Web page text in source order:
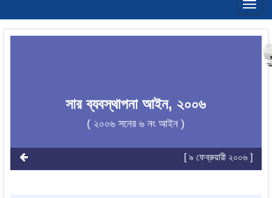
সার ব্যবস্থাপনা আইন, ২০০৬
( ২০০৬ সনের ৬ নং আইন )
[ ৯ ফেব্রুয়ারী ২০০৬ ]